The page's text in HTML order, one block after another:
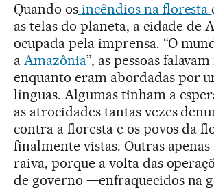
Quando osincêndios na floresta
as telas do planeta, a cidade de
ocupada pela imprensa. “O
a Amazônia”, as pessoas
enquanto eram abordadas por
línguas. Algumas tinham a
as atrocidades tantas vezes
contra a floresta e os povos da
finalmente vistas. Outras
raiva, porque a volta das
de governo —enfraquecidos na